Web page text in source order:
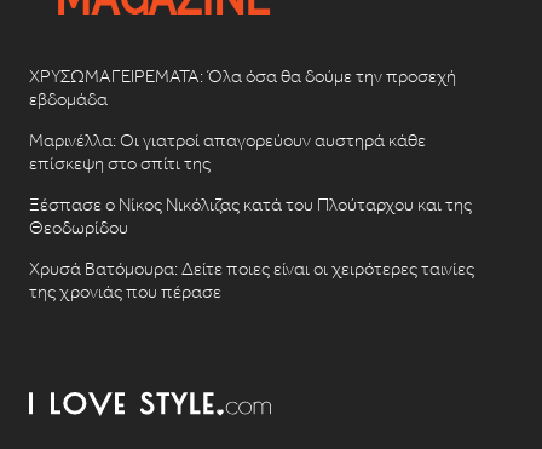
ΧΡΥΣΩΜΑΓΕΙΡΕΜΑΤΑ: Όλα όσα θα δούμε την προσεχή
εβδομάδα
Μαρινέλλα: Οι γιατροί απαγορεύουν αυστηρά κάθε
επίσκεψη στο σπίτι της
Ξέσπασε ο Νίκος Νικόλιζας κατά του Πλούταρχου και της
Θεοδωρίδου
Χρυσά Βατόμουρα: Δείτε ποιες είναι οι χειρότερες ταινίες
της χρονιάς που πέρασε